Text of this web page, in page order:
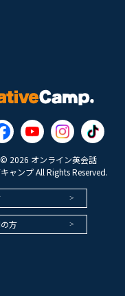
2026 オンライン英会話
ャンプ All Rights Reserved.
方